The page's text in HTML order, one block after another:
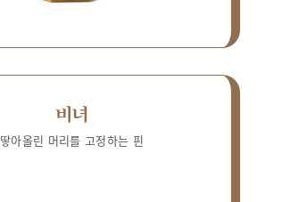
비녀
땋아올린 머리를 고정하는 핀